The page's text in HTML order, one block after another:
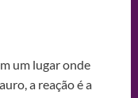
um lugar onde
a reação é a